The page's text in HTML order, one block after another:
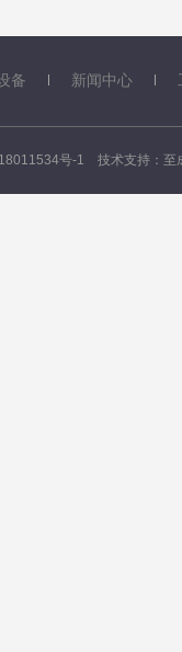
备 新闻中心
号-1 技术支持： 至